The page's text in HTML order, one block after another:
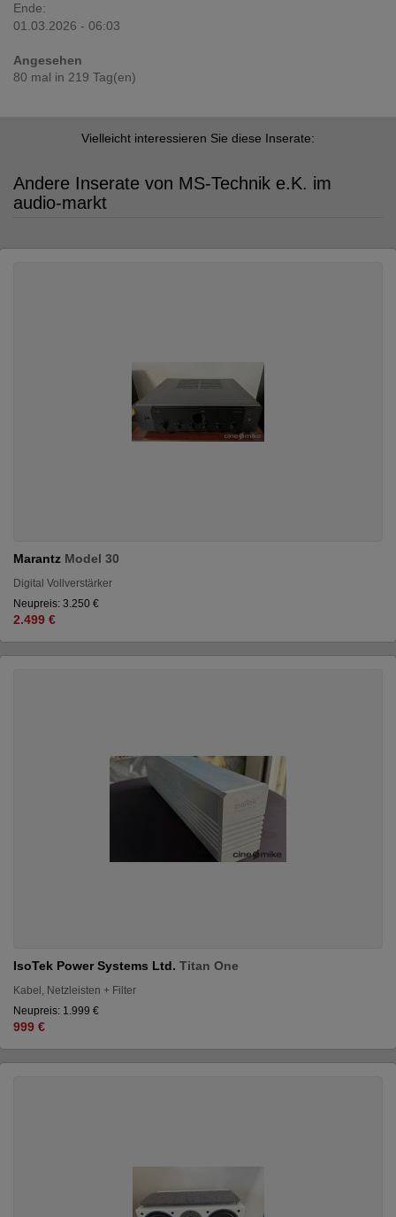
Ende:
01.03.2026 - 06:03
Angesehen
80 mal in 219 Tag(en)
Vielleicht interessieren Sie diese Inserate:
Andere Inserate von MS-Technik e.K. im
audio-markt
Marantz Model 30
Digital Vollverstärker
Neupreis: 3.250 €
2.499 €
IsoTek Power Systems Ltd. Titan One
Kabel, Netzleisten + Filter
Neupreis: 1.999 €
999 €